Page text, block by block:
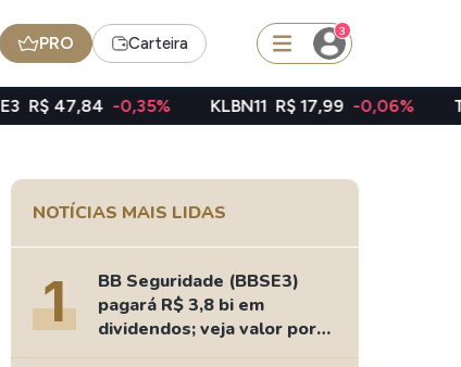
PRO Carteira
3
Dividendos
Ideias
KLBN11 R$ 17,99 -0,06% TAEE11 R$
NOTÍCIAS MAIS LIDAS
1
BB Seguridade (BBSE3)
pagará R$ 3,8 bi em
dividendos; veja valor por
ação